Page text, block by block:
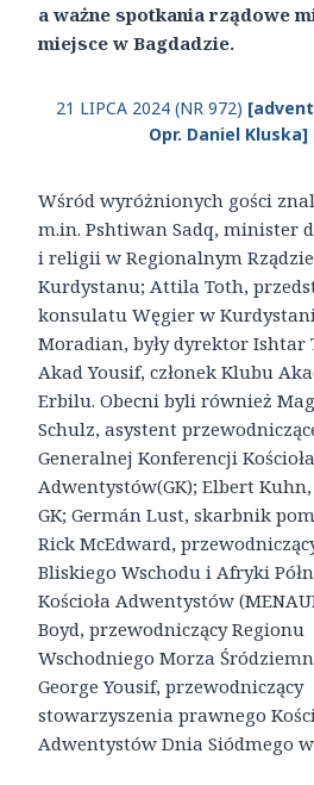
a ważne spotkania rządowe
miejsce w Bagdadzie.
21 LIPCA 2024 (NR 972)
Opr. Daniel Kluska]
Wśród wyróżnionych gości
m.in. Pshtiwan Sadq, minister
i religii w Regionalnym Rządzie
Kurdystanu; Attila Toth,
konsulatu Węgier w
Moradian, były dyrektor Ishtar
Akad Yousif, członek Klubu
Erbilu. Obecni byli również
Schulz, asystent
Generalnej Konferencji Kościoła
Adwentystów(GK); Elbert
GK; Germán Lust, skarbnik
Rick McEdward,
Bliskiego Wschodu i Afryki
Kościoła Adwentystów
Boyd, przewodniczący Regionu
Wschodniego Morza
George Yousif, przewodniczący
stowarzyszenia prawnego
Adwentystów Dnia Siódmego